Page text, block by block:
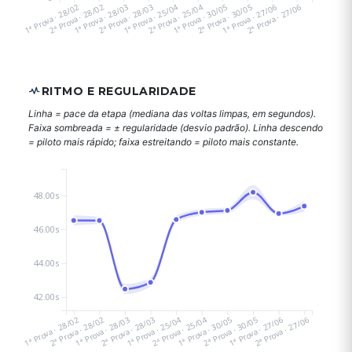
1ª Prova · 28/02
2ª Prova · 28/02
1ª Prova · 28/03
2ª Prova · 28/03
1ª Prova · 25/04
2ª Prova · 25/04
1ª Prova · 30/05
2ª Prova · 30/05
1ª Prova · 27/06
2ª Prova · 27/06
RITMO E REGULARIDADE
Linha = pace da etapa (mediana das voltas limpas, em segundos).
Faixa sombreada = ± regularidade (desvio padrão). Linha descendo
= piloto mais rápido; faixa estreitando = piloto mais constante.
1ª Prova · 28/02
2ª Prova · 28/02
1ª Prova · 28/03
2ª Prova · 28/03
1ª Prova · 25/04
2ª Prova · 25/04
1ª Prova · 30/05
2ª Prova · 30/05
1ª Prova · 27/06
2ª Prova · 27/06
42.00s
44.00s
46.00s
48.00s